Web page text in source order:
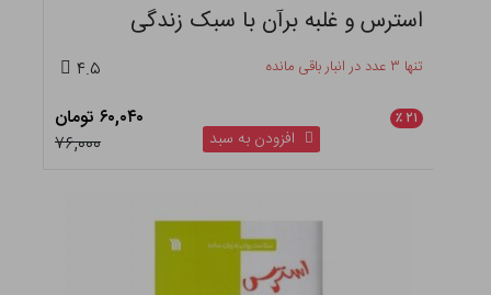
استرس و غلبه برآن با سبک زندگی
تنها ۳ عدد در انبار باقی مانده ۴.۵
۲۱ ٪
۶۰,۰۴۰ تومان
۷۶,۰۰۰
افزودن به سبد